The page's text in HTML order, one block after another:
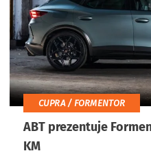
CUPRA / FORMENTOR
ABT prezentuje
KM